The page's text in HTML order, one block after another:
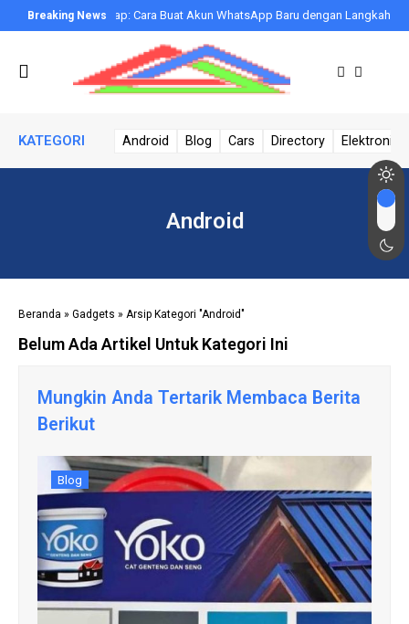
Panduan Lengkap: Cara Buat Akun WhatsApp Baru dengan Langkah-
KATEGORI Android Blog Cars Directory Elektronik
Android
Beranda » Gadgets » Arsip Kategori "Android"
Belum Ada Artikel Untuk Kategori Ini
Mungkin Anda Tertarik Membaca Berita
Berikut
Blog